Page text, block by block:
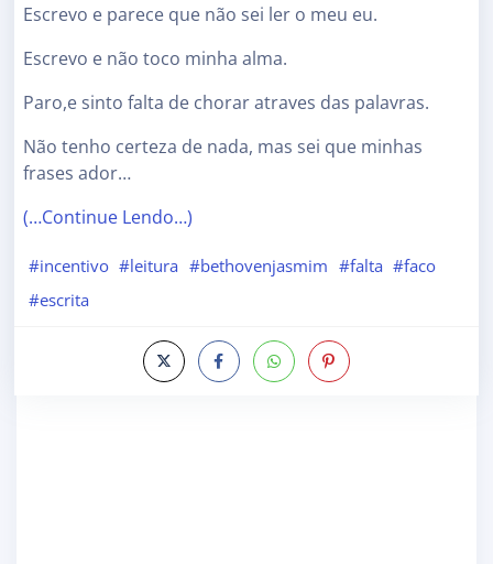
Escrevo e parece que não sei ler o meu eu.
Escrevo e não toco minha alma.
Paro,e sinto falta de chorar atraves das palavras.
Não tenho certeza de nada, mas sei que minhas
frases ador…
(…Continue Lendo…)
#incentivo #leitura #bethovenjasmim #falta #faco
#escrita